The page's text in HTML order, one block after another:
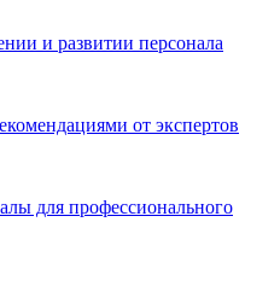
и развитии персонала
от экспертов
для профессионального